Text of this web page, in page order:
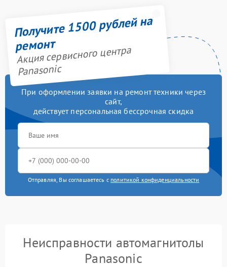
Получите 1500 рублей на
ремонт
Акция сервисного центра
Panasonic
При оформлении заявки на ремонт техники через
сайт,
действует персональная бессрочная скидка
Отправляя, Вы соглашаетесь с политикой конфиденциальности
Неисправности автомагнитолы
Panasonic